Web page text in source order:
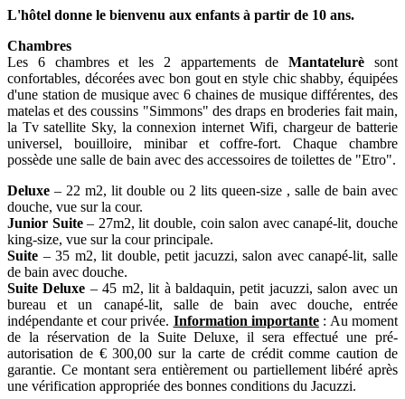
L'hôtel donne le bienvenu aux enfants à partir de 10 ans.
Chambres
Les 6 chambres et les 2 appartements deMantatelurè sont
confortables, décorées avec bon gout en style chic shabby, équipées
d'une station de musique avec 6 chaines de musique différentes, des
matelas et des coussins "Simmons" des draps en broderies fait main,
la Tv satellite Sky, la connexion internet Wifi, chargeur de batterie
universel, bouilloire, minibar et coffre-fort. Chaque chambre
possède une salle de bain avec des accessoires de toilettes de "Etro".
Deluxe – 22 m2, lit double ou 2 lits queen-size , salle de bain avec
douche, vue sur la cour.
Junior Suite– 27m2, lit double, coin salon avec canapé-lit, douche
king-size, vue sur la cour principale.
Suite – 35 m2, lit double, petit jacuzzi, salon avec canapé-lit, salle
de bain avec douche.
Suite Deluxe – 45 m2, lit à baldaquin, petit jacuzzi, salon avec un
bureau et un canapé-lit, salle de bain avec douche, entrée
indépendante et cour privée. Information importante: Au moment
de la réservation de la Suite Deluxe, il sera effectué une pré-
autorisation de € 300,00 sur la carte de crédit comme caution de
garantie. Ce montant sera entièrement ou partiellement libéré après
une vérification appropriée des bonnes conditions du Jacuzzi.